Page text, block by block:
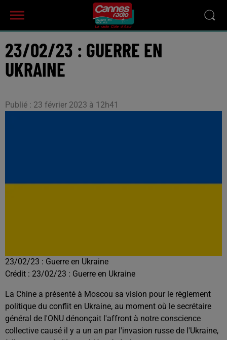
23/02/23 : GUERRE EN
UKRAINE
Publié : 23 février 2023 à 12h41
23/02/23 : Guerre en Ukraine
Crédit : 23/02/23 : Guerre en Ukraine
La Chine a présenté à Moscou sa vision pour le règlement
politique du conflit en Ukraine, au moment où le secrétaire
général de l'ONU dénonçait l'affront à notre conscience
collective causé il y a un an par l'invasion russe de l'Ukraine,